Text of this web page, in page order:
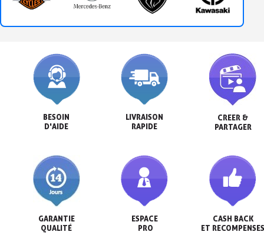
BESOIN
D'AIDE
LIVRAISON
RAPIDE
CREER &
PARTAGER
GARANTIE
QUALITÉ
ESPACE
PRO
CASH BACK
ET